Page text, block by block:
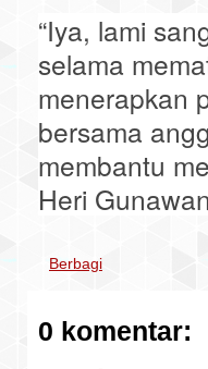
“Iya, lami
selama
menerapkan
bersama
membantu
Heri
Berbagi
0 komentar: